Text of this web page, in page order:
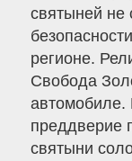
святыней не
регионе.
Свобода
автомобиле.
преддверие
святыни